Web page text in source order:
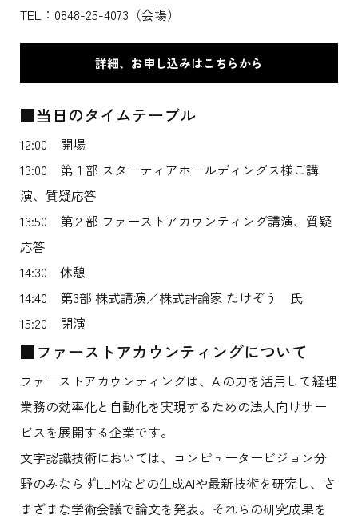
TEL：0848-25-4073（会場）
詳細、お申し込みはこちらから
■当日のタイムテーブル
12:00 開場
13:00 第１部 スターティアホールディングス様ご講
演、質疑応答
13:50 第２部 ファーストアカウンティング講演、質疑
応答
14:30 休憩
14:40 第3部 株式講演／株式評論家 たけぞう 氏
15:20 閉演
■ファーストアカウンティングについて
ファーストアカウンティングは、AIの力を活用して経理
業務の効率化と自動化を実現するための法人向けサー
ビスを展開する企業です。
文字認識技術においては、コンピュータービジョン分
野のみならずLLMなどの生成AIや最新技術を研究し、さ
まざまな学術会議で論文を発表。それらの研究成果を